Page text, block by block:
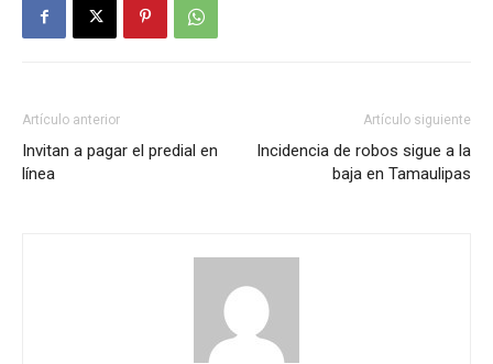
Artículo anterior
Invitan a pagar el predial en
línea
Artículo siguiente
Incidencia de robos sigue a la
baja en Tamaulipas